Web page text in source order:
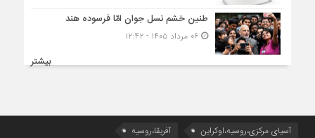
طنین خشم نسل جوان امّا فرسوده هند
۰۶ مرداد ۱۴۰۵ - ۱۲:۴۲
بیشتر
آسیای مرکزی،روسیه،اوکراین
آفریقا،روسیه